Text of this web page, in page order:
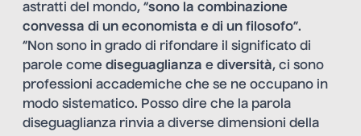
astratti del mondo, “sono la combinazione
convessa di un economista e di un filosofo”.
“Non sono in grado di rifondare il significato di
parole come diseguaglianza e diversità, ci sono
professioni accademiche che se ne occupano in
modo sistematico. Posso dire che la parola
diseguaglianza rinvia a diverse dimensioni della